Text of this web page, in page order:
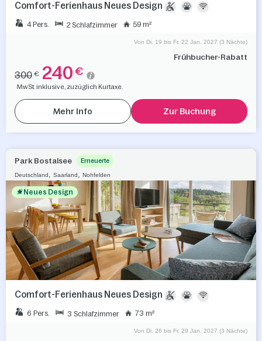
Comfort-Ferienhaus Neues Design
4 Pers. 2 Schlafzimmer 59 m²
Frühbucher-Rabatt
Von Di. 19 bis Fr. 22 Jan. 2027 (3 Nächte)
300 € 240 €
MwSt. inklusive, zuzüglich Kurtaxe.
Mehr Info Zur Buchung
Park Bostalsee Erneuerte
Deutschland, Saarland, Nohfelden
Neues Design
Comfort-Ferienhaus Neues Design
6 Pers. 3 Schlafzimmer 73 m²
Von Di. 26 bis Fr. 29 Jan. 2027 (3 Nächte)